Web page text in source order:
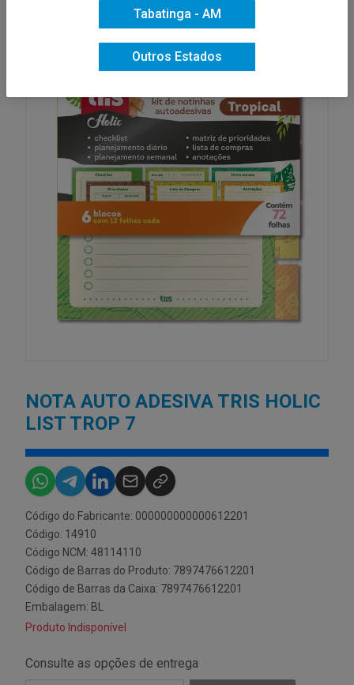
NOTA AUTO ADESIVA TRIS HOLIC
LIST TROP 7
Código do Fabricante: 000000000000612201
Código: 14910
Código NCM: 48114110
Código de Barras do Produto: 7897476612201
Código de Barras da Caixa: 7897476612201
Embalagem: BL
Produto Indisponível
Consulte as opções de entrega
Tabatinga - AM
Outros Estados